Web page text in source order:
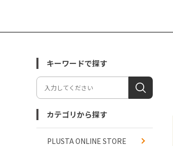
キーワードで探す
カテゴリから探す
PLUSTA ONLINE STORE